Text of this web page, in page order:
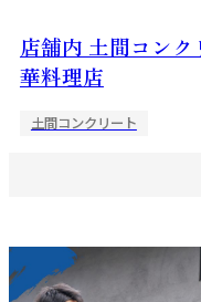
店舗内 土間コン
華料理店
土間コンクリート